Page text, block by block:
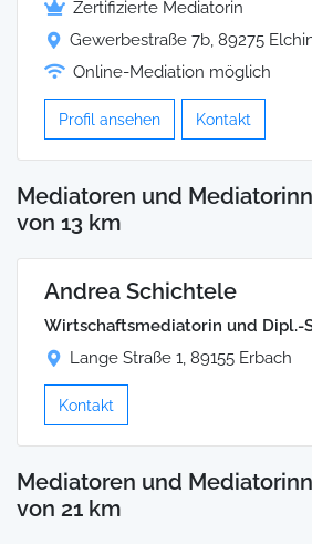
Zertifizierte Mediatorin
Gewerbestraße 7b, 89275
Online-Mediation möglich
Profil ansehen Kontakt
Mediatoren und
von 13 km
Andrea Schichtele
Wirtschaftsmediatorin und Dipl.-
Lange Straße 1, 89155 Erbach
Kontakt
Mediatoren und
von 21 km